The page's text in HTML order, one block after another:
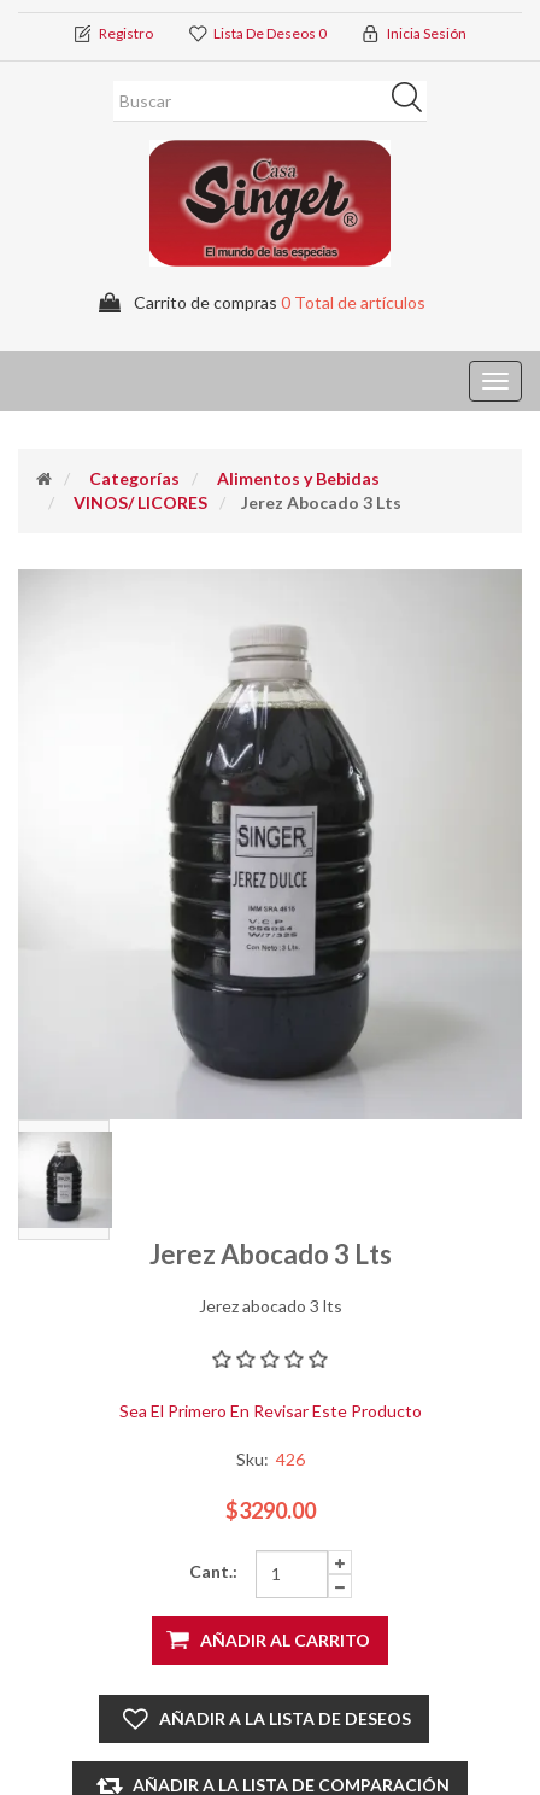
Registro Lista De Deseos 0 Inicia Sesión
Carrito de compras 0 Total de artículos
Categorías
Alimentos y Bebidas
VINOS/ LICORES
Jerez Abocado 3 Lts
Jerez Abocado 3 Lts
Jerez abocado 3 lts
Sea El Primero En Revisar Este Producto
Sku: 426
$3290.00
Cant.:
AÑADIR AL CARRITO
AÑADIR A LA LISTA DE DESEOS
AÑADIR A LA LISTA DE COMPARACIÓN